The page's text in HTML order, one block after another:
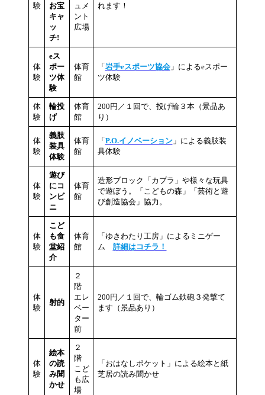
験
お宝
キャ
ッ
チ!
ュメ
ント
広場
れます！
体
験
eス
ポー
ツ体
験
体育
館
「 岩手eスポーツ協会」によるeスポー
ツ体験
体
験
輪投
げ
体育
館
200円／１回で、投げ輪３本（景品あ
り）
体
験
義肢
装具
体験
体育
館
「 P.O.イノベーション」による義肢装
具体験
体
験
遊び
にコ
ンビ
ニ
体育
館
造形ブロック「カプラ」や様々な玩具
で遊ぼう。「こどもの森」「芸術と遊
び創造協会」協力。
体
験
こど
も食
堂紹
介
体育
館
「ゆきわたり工房」によるミニゲー
ム 詳細はコチラ！
体
験
射的
２
階
エレ
ベー
ター
前
200円／１回で、輪ゴム鉄砲３発撃て
ます（景品あり）
体
験
絵本
の読
み聞
かせ
２
階
こど
も広
場
「おはなしポケット」による絵本と紙
芝居の読み聞かせ